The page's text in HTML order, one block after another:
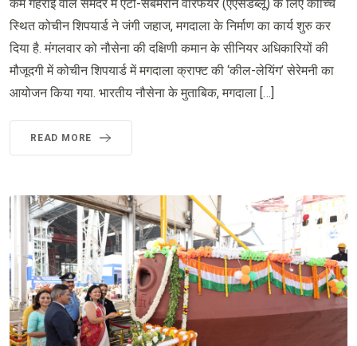
कम गहराई वाले समंदर में एंटी-सबमरीन वारफेयर (एएसडब्लू) के लिए कोच्चि
स्थित कोचीन शिपयार्ड ने जंगी जहाज, मगदाला के निर्माण का कार्य शुरु कर
दिया है. मंगलवार को नौसेना की दक्षिणी कमान के सीनियर अधिकारियों की
मौजूदगी में कोचीन शिपयार्ड में मगदाला क्राफ्ट की ‘कील-लेयिंग’ सेरेमनी का
आयोजन किया गया. भारतीय नौसेना के मुताबिक, मगदाला […]
READ MORE